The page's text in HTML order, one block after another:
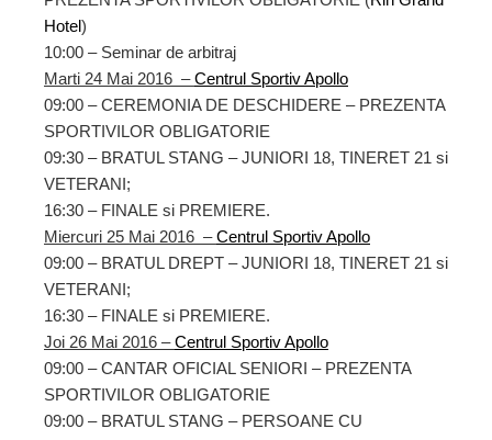
Hotel)
10:00 – Seminar de arbitraj
Marti 24 Mai 2016 –Centrul Sportiv Apollo
09:00 – CEREMONIA DE DESCHIDERE – PREZENTA
SPORTIVILOR OBLIGATORIE
09:30 – BRATUL STANG – JUNIORI 18, TINERET 21 si
VETERANI;
16:30 – FINALE si PREMIERE.
Miercuri 25 Mai 2016 –Centrul Sportiv Apollo
09:00 – BRATUL DREPT – JUNIORI 18, TINERET 21 si
VETERANI;
16:30 – FINALE si PREMIERE.
Joi 26 Mai 2016 –Centrul Sportiv Apollo
09:00 – CANTAR OFICIAL SENIORI – PREZENTA
SPORTIVILOR OBLIGATORIE
09:00 – BRATUL STANG – PERSOANE CU